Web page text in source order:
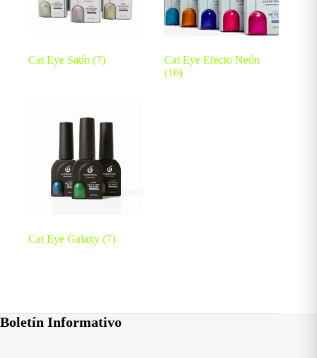
Cat Eye Satín (7)
Cat Eye Efecto Neón
(10)
Cat Eye Galaxy (7)
Boletín Informativo